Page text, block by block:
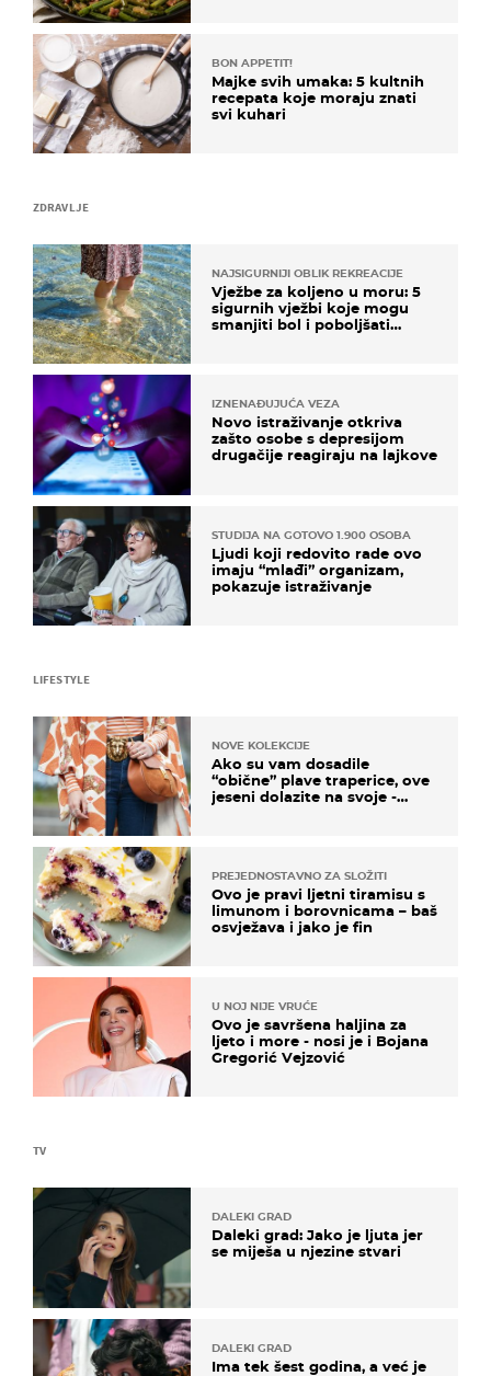
ZDRAVLJE
NAJSIGURNIJI OBLIK REKREACIJE
Vježbe za koljeno u moru: 5
sigurnih vježbi koje mogu
smanjiti bol i poboljšati
IZNENAĐUJUĆA VEZA
Novo istraživanje otkriva
zašto osobe s depresijom
drugačije reagiraju na lajkove
STUDIJA NA GOTOVO 1.900 OSOBA
Ljudi koji redovito rade ovo
imaju “mlađi” organizam,
pokazuje istraživanje
TV
DALEKI GRAD
Daleki grad: Jako je ljuta jer
se miješa u njezine stvari
DALEKI GRAD
Ima tek šest godina, a već je
BON APPETIT!
Majke svih umaka: 5 kultnih
recepata koje moraju znati
svi kuhari
LIFESTYLE
NOVE KOLEKCIJE
Ako su vam dosadile
“obične” plave traperice, ove
jeseni dolazite na svoje -
PREJEDNOSTAVNO ZA SLOŽITI
Ovo je pravi ljetni tiramisu s
limunom i borovnicama – baš
osvježava i jako je fin
U NOJ NIJE VRUĆE
Ovo je savršena haljina za
ljeto i more - nosi je i Bojana
Gregorić Vejzović